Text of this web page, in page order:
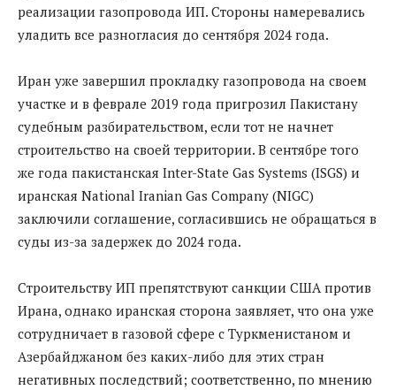
реализации газопровода ИП. Стороны намеревались
уладить все разногласия до сентября 2024 года.
Иран уже завершил прокладку газопровода на своем
участке и в феврале 2019 года пригрозил Пакистану
судебным разбирательством, если тот не начнет
строительство на своей территории. В сентябре того
же года пакистанская Inter-State Gas Systems (ISGS) и
иранская National Iranian Gas Company (NIGC)
заключили соглашение, согласившись не обращаться в
суды из-за задержек до 2024 года.
Строительству ИП препятствуют санкции США против
Ирана, однако иранская сторона заявляет, что она уже
сотрудничает в газовой сфере с Туркменистаном и
Азербайджаном без каких-либо для этих стран
негативных последствий; соответственно, по мнению